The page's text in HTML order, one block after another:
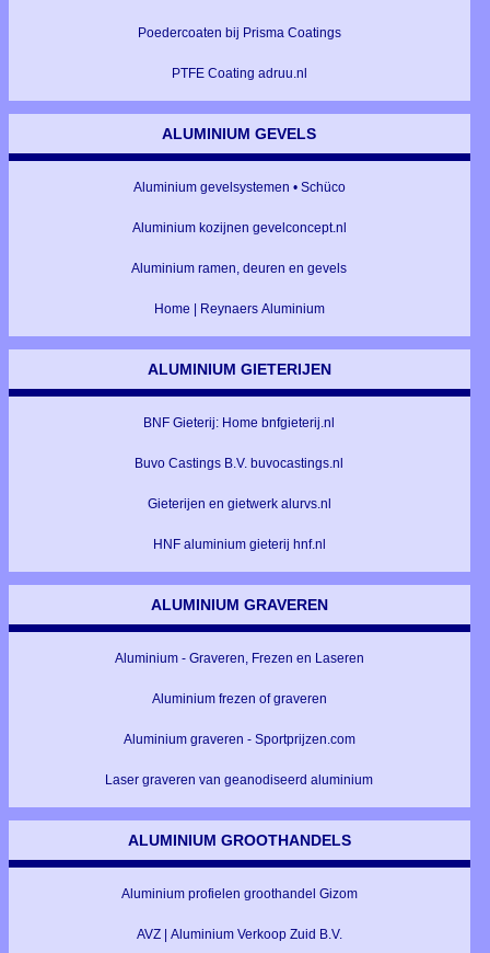
Poedercoaten bij Prisma Coatings
PTFE Coating adruu.nl
ALUMINIUM GEVELS
Aluminium gevelsystemen • Schüco
Aluminium kozijnen gevelconcept.nl
Aluminium ramen, deuren en gevels
Home | Reynaers Aluminium
ALUMINIUM GIETERIJEN
BNF Gieterij: Home bnfgieterij.nl
Buvo Castings B.V. buvocastings.nl
Gieterijen en gietwerk alurvs.nl
HNF aluminium gieterij hnf.nl
ALUMINIUM GRAVEREN
Aluminium - Graveren, Frezen en Laseren
Aluminium frezen of graveren
Aluminium graveren - Sportprijzen.com
Laser graveren van geanodiseerd aluminium
ALUMINIUM GROOTHANDELS
Aluminium profielen groothandel Gizom
AVZ | Aluminium Verkoop Zuid B.V.